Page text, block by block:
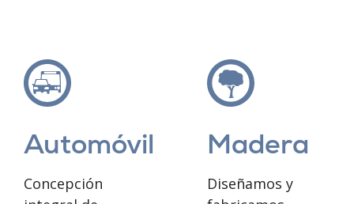
Automóvil
Concepción
Madera
Diseñamos y